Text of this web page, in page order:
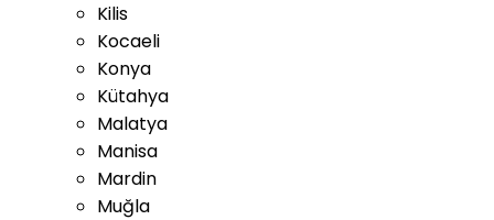
Kilis
Kocaeli
Konya
Kütahya
Malatya
Manisa
Mardin
Muğla